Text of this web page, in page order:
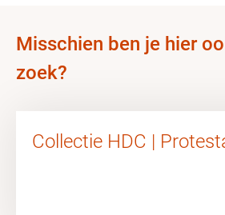
Misschien ben je hier
zoek?
Collectie HDC |